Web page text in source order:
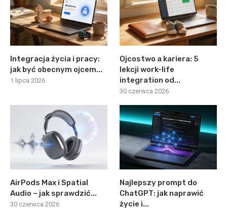
Integracja życia i pracy:
jak być obecnym ojcem...
1 lipca 2026
Ojcostwo a kariera: 5
lekcji work-life
integration od...
30 czerwca 2026
AirPods Max i Spatial
Audio – jak sprawdzić...
30 czerwca 2026
Najlepszy prompt do
ChatGPT: jak naprawić
życie i...